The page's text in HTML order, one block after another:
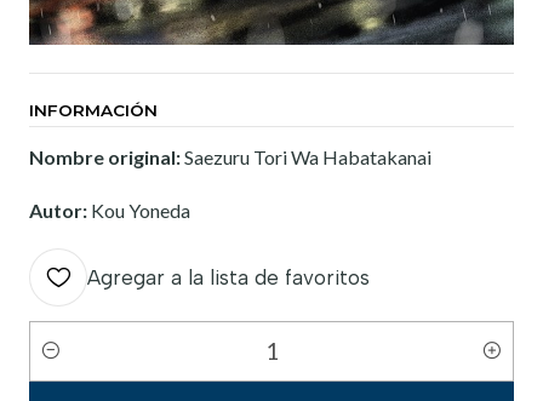
INFORMACIÓN
Nombre original:Saezuru Tori Wa Habatakanai
Autor: Kou Yoneda
Agregar a la lista de favoritos
Cantidad